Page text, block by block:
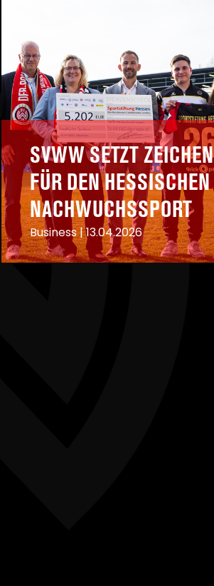
SVWW SETZT ZEICHEN
FÜR DEN HESSISCHEN
NACHWUCHSSPORT
Business|13.04.2026